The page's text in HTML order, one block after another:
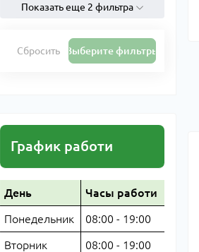
Показать еще 2 фильтра
Сбросить Выберите фильтры
График работи
День Часы работи
Понедельник 08:00 - 19:00
Вторник 08:00 - 19:00